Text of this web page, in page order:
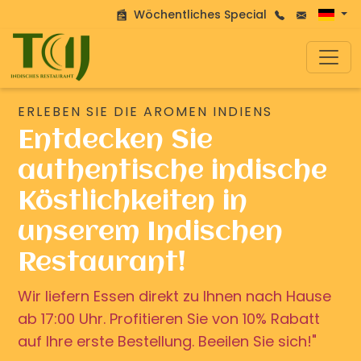
Wöchentliches Special
ERLEBEN SIE DIE AROMEN INDIENS
Entdecken Sie
authentische indische
Köstlichkeiten in
unserem Indischen
Restaurant!
Wir liefern Essen direkt zu Ihnen nach Hause
ab 17:00 Uhr. Profitieren Sie von 10% Rabatt
auf Ihre erste Bestellung. Beeilen Sie sich!"